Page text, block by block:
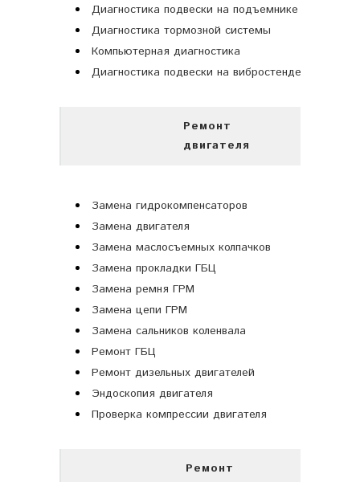
Диагностика подвески на подъемнике
Диагностика тормозной системы
Компьютерная диагностика
Диагностика подвески на вибростенде
Ремонт
двигателя
Замена гидрокомпенсаторов
Замена двигателя
Замена маслосъемных колпачков
Замена прокладки ГБЦ
Замена ремня ГРМ
Замена цепи ГРМ
Замена сальников коленвала
Ремонт ГБЦ
Ремонт дизельных двигателей
Эндоскопия двигателя
Проверка компрессии двигателя
Ремонт